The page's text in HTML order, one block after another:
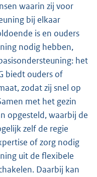
waarin zij voor
bij elkaar
is en ouders
nodig hebben,
het
biedt ouders of
zodat zij snel op
met het gezin
opgesteld, waarbij de
zelf de regie
of zorg nodig
uit de flexibele
Daarbij kan